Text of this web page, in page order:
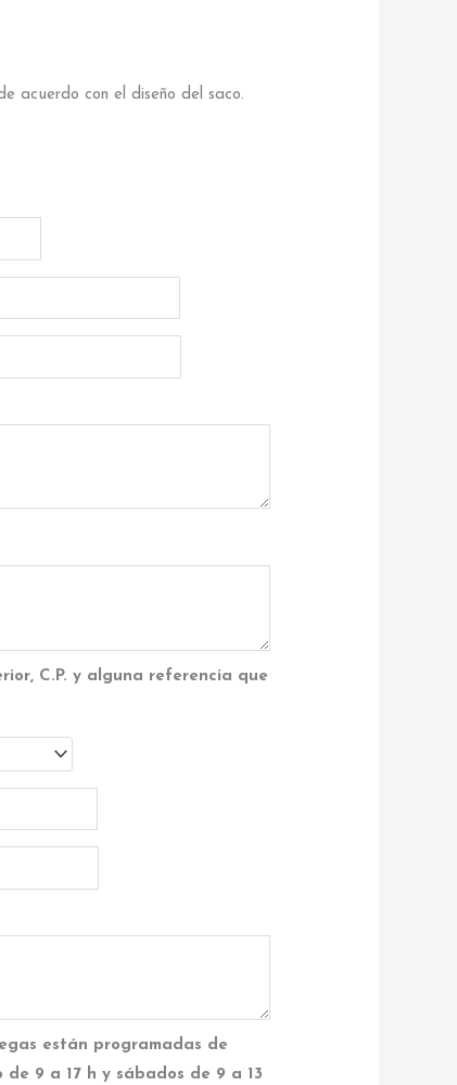
acuerdo con el diseño del saco.
C.P. y alguna referencia que
están programadas de
9 a 17 h y sábados de 9 a 13